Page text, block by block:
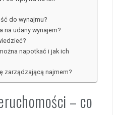
do wynajmu?
na udany wynajem?
napotkać i jak ich
zarządzającą najmem?
– co